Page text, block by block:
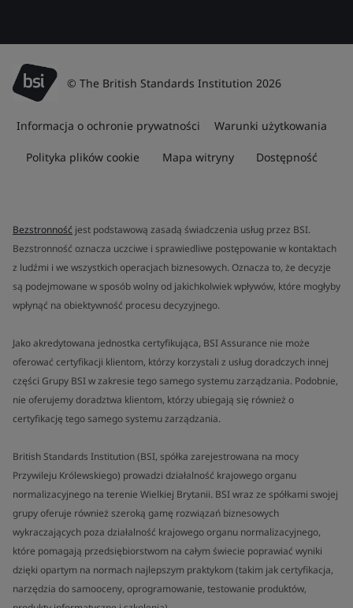
© The British Standards Institution 2026
Informacja o ochronie prywatności Warunki użytkowania
Polityka plików cookie Mapa witryny Dostępność
Bezstronność jest podstawową zasadą świadczenia usług przez BSI.
Bezstronność oznacza uczciwe i sprawiedliwe postępowanie w kontaktach
z ludźmi i we wszystkich operacjach biznesowych. Oznacza to, że decyzje
są podejmowane w sposób wolny od jakichkolwiek wpływów, które mogłyby
wpłynąć na obiektywność procesu decyzyjnego.
Jako akredytowana jednostka certyfikująca, BSI Assurance nie może
oferować certyfikacji klientom, którzy korzystali z usług doradczych innej
części Grupy BSI w zakresie tego samego systemu zarządzania. Podobnie,
nie oferujemy doradztwa klientom, którzy ubiegają się również o
certyfikację tego samego systemu zarządzania.
British Standards Institution (BSI, spółka zarejestrowana na mocy
Przywileju Królewskiego) prowadzi działalność krajowego organu
normalizacyjnego na terenie Wielkiej Brytanii. BSI wraz ze spółkami swojej
grupy oferuje również szeroką gamę rozwiązań biznesowych
wykraczających poza działalność krajowego organu normalizacyjnego,
które pomagają przedsiębiorstwom na całym świecie poprawiać wyniki
dzięki opartym na normach najlepszym praktykom (takim jak certyfikacja,
narzędzia do samooceny, oprogramowanie, testowanie produktów,